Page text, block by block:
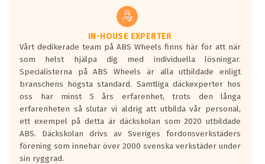
vilken körstil du använder.
Våtgrepp egenskaper:
Betygsskalan är satt A till F. Där A påvisar
den kortaste bromssträckan och F är den
längsta.
Inga D eller G betyg delas ut för
personbilar och lätta lastbilar.
Betyget sätts efter ett test där däcken
skall bromsa in på en väg där det ligger
0.5-1.5 mm vatten.
I 80km/h kommer skillnaden på
IN-HOUSE EXPERTER
Vårt dedikerade team på ABS Wheels finns här för att när
som helst hjälpa dig med individuella lösningar.
Specialisterna på ABS Wheels är alla utbildade enligt
branschens högsta standard. Samtliga däckexperter hos
oss har minst 5 års erfarenhet, trots den långa
erfarenheten så slutar vi aldrig att utbilda vår personal,
ett exempel på detta är däckskolan som 2020 utbildade
ABS. Däckskolan drivs av Sveriges fordonsverkstäders
förening som innehar över 2000 svenska verkstäder under
sin ryggrad.